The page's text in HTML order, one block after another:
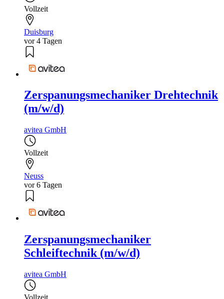
Vollzeit
Duisburg
vor 4 Tagen
Zerspanungsmechaniker Drehtechnik
(m/w/d)
avitea GmbH
Vollzeit
Neuss
vor 6 Tagen
Zerspanungsmechaniker
Schleiftechnik (m/w/d)
avitea GmbH
Vollzeit